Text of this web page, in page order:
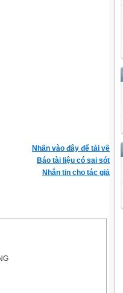
Nhấn vào đây để tải về
Báo tài liệu có sai sót
Nhắn tin cho tác giả